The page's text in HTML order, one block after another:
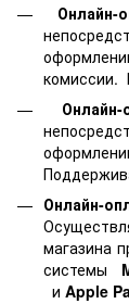
Онлайн-
комиссии.
Онлайн-
Онлайн-
магазина
системы
и Apple